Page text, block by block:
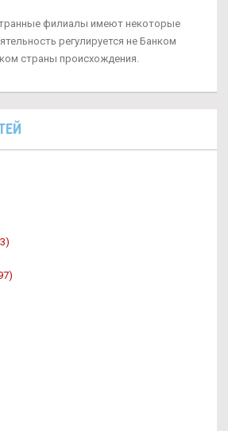
филиалы имеют некоторые
регулируется не Банком
страны происхождения.